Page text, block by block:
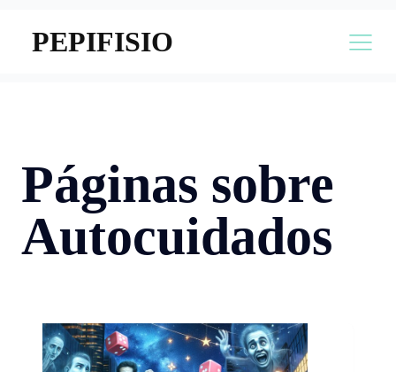
PEPIFISIO
Páginas sobre
Autocuidados